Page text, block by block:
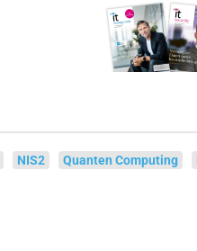
NIS2 Quanten Computing